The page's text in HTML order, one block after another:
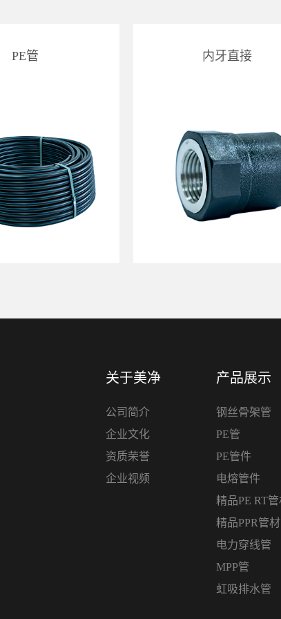
PE管 内牙直接
关于美净
公司简介
企业文化
资质荣誉
企业视频
产品展示
钢丝骨架管
PE管
PE管件
电熔管件
精品PE RT
精品PPR管
电力穿线管
MPP管
虹吸排水管